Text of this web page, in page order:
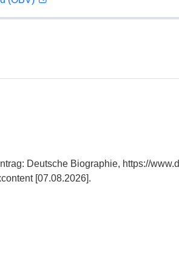
Deutsche Biographie, https://
[07.08.2026].